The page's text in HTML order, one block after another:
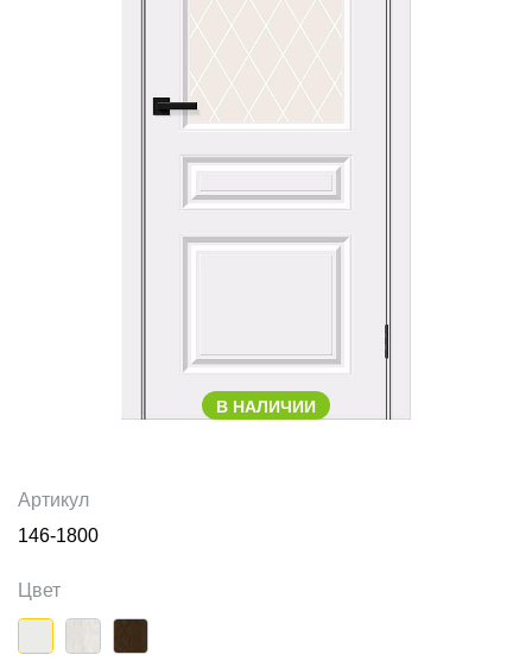
В НАЛИЧИИ
Артикул
146-1800
Цвет